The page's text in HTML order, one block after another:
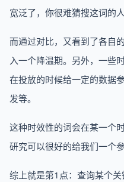
宽泛了，你很难猜搜这词的
而通过对比，又看到了各自
入一个降温期。另外，一些
在投放的时候给一定的数据
发等。
这种时效性的词会在某一个
研究可以很好的给我们一个参
综上就是第1点：查询某个